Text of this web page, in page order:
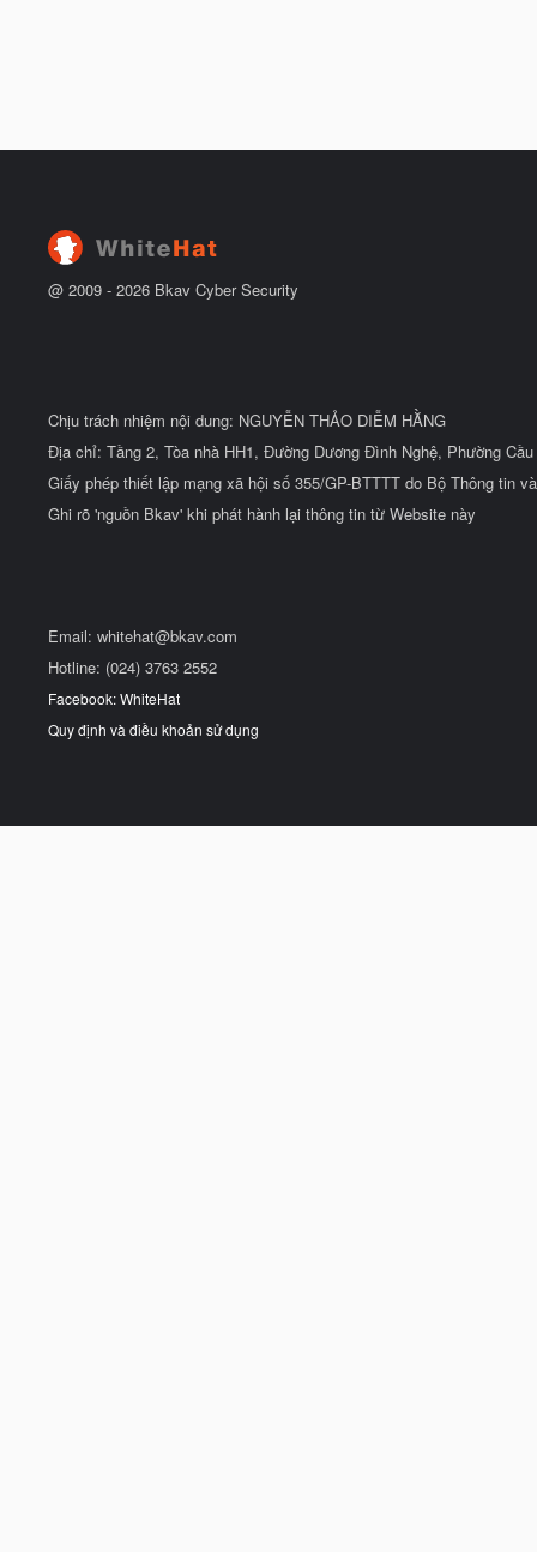
@ 2009 - 2026 Bkav Cyber Security
Chịu trách nhiệm nội dung: NGUYỄN THẢO DIỄM HẰNG
Địa chỉ: Tầng 2, Tòa nhà HH1, Đường Dương Đình Nghệ, Phường
Giấy phép thiết lập mạng xã hội số 355/GP-BTTTT do Bộ Thông tin
Ghi rõ 'nguồn Bkav' khi phát hành lại thông tin từ Website này
Email: whitehat@bkav.com
Hotline: (024) 3763 2552
Facebook: WhiteHat
Quy định và điều khoản sử dụng